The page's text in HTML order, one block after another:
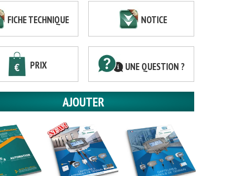
FICHE TECHNIQUE NOTICE
PRIX